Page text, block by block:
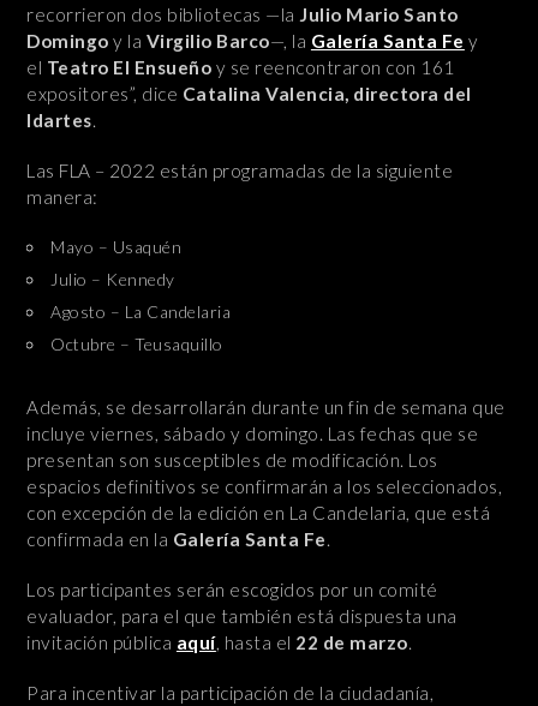
recorrieron dos bibliotecas —la Julio Mario Santo
Domingo y la Virgilio Barco—, la Galería Santa Fe y
el Teatro El Ensueño y se reencontraron con 161
expositores”, dice Catalina Valencia, directora del
Idartes.
Las FLA – 2022 están programadas de la siguiente
manera:
Mayo – Usaquén
Julio – Kennedy
Agosto – La Candelaria
Octubre – Teusaquillo
Además, se desarrollarán durante un fin de semana que
incluye viernes, sábado y domingo. Las fechas que se
presentan son susceptibles de modificación. Los
espacios definitivos se confirmarán a los seleccionados,
con excepción de la edición en La Candelaria, que está
confirmada en la Galería Santa Fe.
Los participantes serán escogidos por un comité
evaluador, para el que también está dispuesta una
invitación pública aquí, hasta el 22 de marzo.
Para incentivar la participación de la ciudadanía,